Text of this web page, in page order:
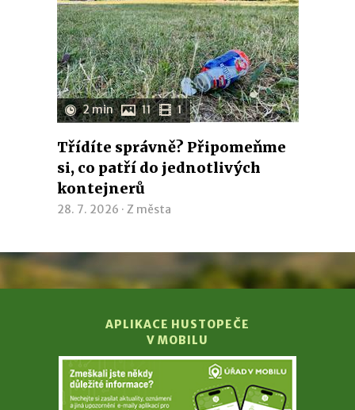
2 min 11 1
Třídíte správně? Připomeňme
si, co patří do jednotlivých
kontejnerů
28. 7. 2026 · Z města
APLIKACE HUSTOPEČE
V MOBILU